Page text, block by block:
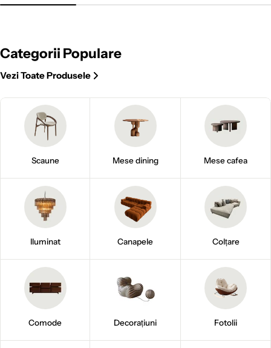
Categorii Populare
Vezi Toate Produsele
Scaune Mese dining Mese cafea
Iluminat Canapele Colțare
Comode Decorațiuni Fotolii